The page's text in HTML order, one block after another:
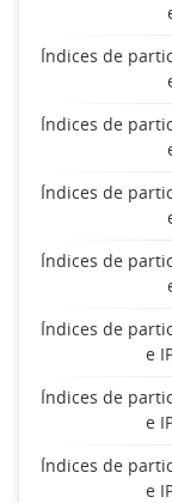
Índices de
Índices de
Índices de
Índices de
Índices de
e
Índices de
e
Índices de
e